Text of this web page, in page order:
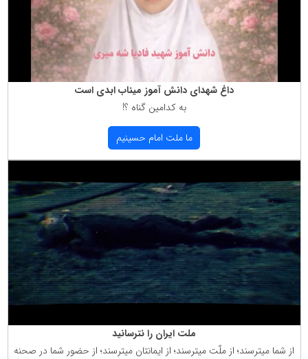
داغ شهدای دانش آموز میناب ابدی است
به كدامین گناه ؟!
ما ملت امام حسینیم
ملت ایران را نترسانید
از شما میترسند؛ از ملّت میترسند؛ از ایمانتان میترسند؛ از حضور شما در صحنه